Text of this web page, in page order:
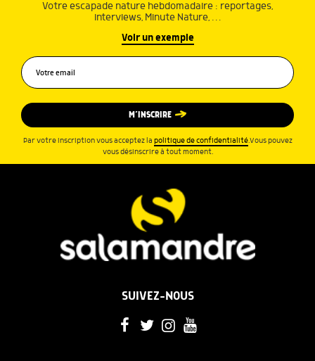
Votre escapade nature hebdomadaire : reportages,
interviews, Minute Nature, …
Voir un exemple
M’INSCRIRE
Par votre inscription vous acceptez la politique de confidentialité.Vous pouvez
vous désinscrire à tout moment.
SUIVEZ-NOUS